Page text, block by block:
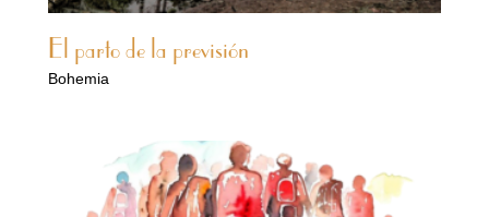
El parto de la previsión
Bohemia